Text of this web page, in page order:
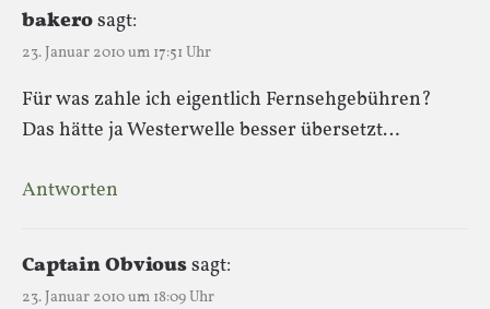
bakerosagt:
23. Januar 2010 um 17:51 Uhr
Für was zahle ich eigentlich Fernsehgebühren?
Das hätte ja Westerwelle besser übersetzt…
Antworten
Captain Obvioussagt:
23. Januar 2010 um 18:09 Uhr